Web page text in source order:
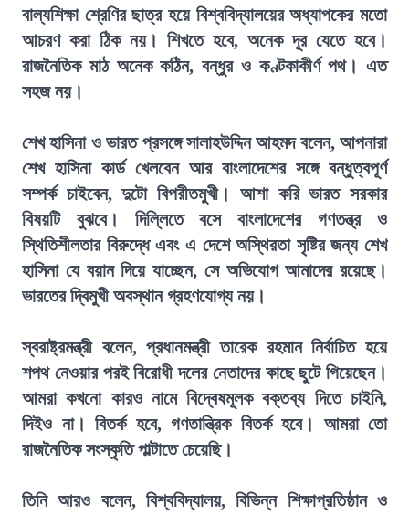
বাল্যশিক্ষা শ্রেণির ছাত্র হয়ে বিশ্ববিদ্যালয়ের অধ্যাপকের মতো
আচরণ করা ঠিক নয়। শিখতে হবে, অনেক দূর যেতে হবে।
রাজনৈতিক মাঠ অনেক কঠিন, বন্ধুর ও কণ্টকাকীর্ণ পথ। এত
সহজ নয়।
শেখ হাসিনা ও ভারত প্রসঙ্গে সালাহউদ্দিন আহমদ বলেন, আপনারা
শেখ হাসিনা কার্ড খেলবেন আর বাংলাদেশের সঙ্গে বন্ধুত্বপূর্ণ
সম্পর্ক চাইবেন, দুটো বিপরীতমুখী। আশা করি ভারত সরকার
বিষয়টি বুঝবে। দিল্লিতে বসে বাংলাদেশের গণতন্ত্র ও
স্থিতিশীলতার বিরুদ্ধে এবং এ দেশে অস্থিরতা সৃষ্টির জন্য শেখ
হাসিনা যে বয়ান দিয়ে যাচ্ছেন, সে অভিযোগ আমাদের রয়েছে।
ভারতের দ্বিমুখী অবস্থান গ্রহণযোগ্য নয়।
স্বরাষ্ট্রমন্ত্রী বলেন, প্রধানমন্ত্রী তারেক রহমান নির্বাচিত হয়ে
শপথ নেওয়ার পরই বিরোধী দলের নেতাদের কাছে ছুটে গিয়েছেন।
আমরা কখনো কারও নামে বিদ্বেষমূলক বক্তব্য দিতে চাইনি,
দিইও না। বিতর্ক হবে, গণতান্ত্রিক বিতর্ক হবে। আমরা তো
রাজনৈতিক সংস্কৃতি পাল্টাতে চেয়েছি।
তিনি আরও বলেন, বিশ্ববিদ্যালয়, বিভিন্ন শিক্ষাপ্রতিষ্ঠান ও